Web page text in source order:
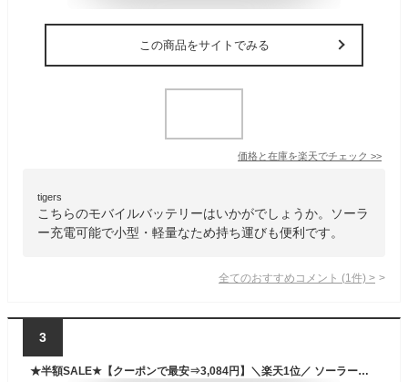
この商品をサイトでみる
価格と在庫を楽天でチェック >>
tigers
こちらのモバイルバッテリーはいかがでしょうか。ソーラ
ー充電可能で小型・軽量なため持ち運びも便利です。
全てのおすすめコメント (1 件) >
3
★半額SALE★【クーポンで最安⇒3,084円】＼楽天1位／ ソーラー充電器 20000mAh 大容量 ソーラー モバイルバッテリー ケーブル内蔵 5台同時充電 ソーラーチャージャー 軽量 薄型 太陽能 充電器 急速充電 3way蓄電 type-c 耐衝撃 緊急停電 防災 地震 iPhone/Android PSE認証